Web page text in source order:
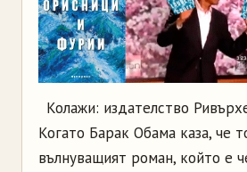
Колажи: издателство
Когато Барак Обама каза, че
вълнуващият роман, който е